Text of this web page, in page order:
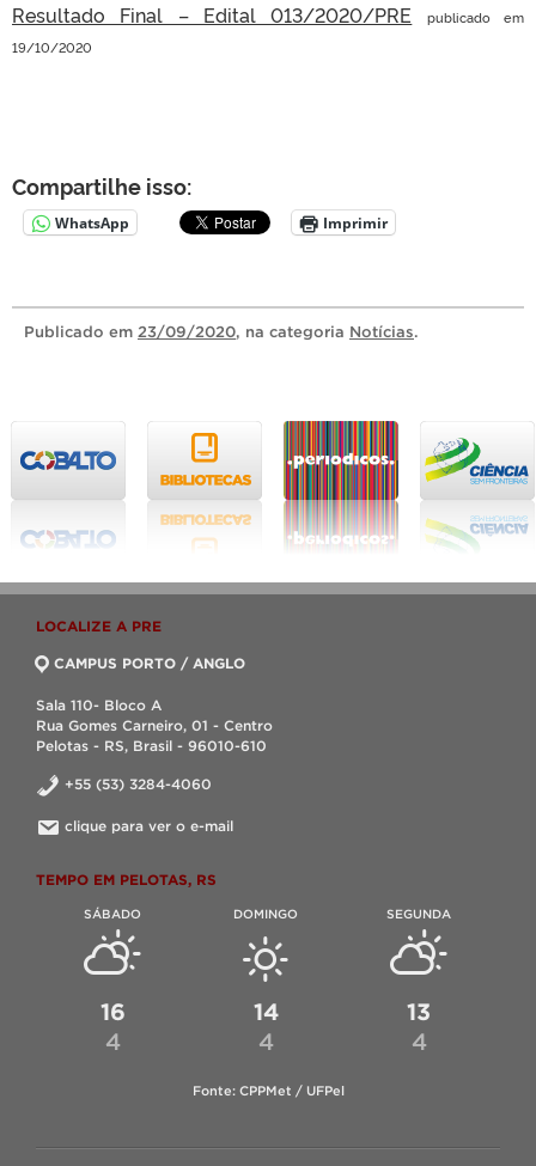
Resultado Final – Edital 013/2020/PRE
publicado em
19/10/2020
Compartilhe isso:
WhatsApp Imprimir
Publicado em 23/09/2020, na categoria Notícias.
LOCALIZE A PRE
CAMPUS PORTO / ANGLO
Sala 110- Bloco A
Rua Gomes Carneiro, 01 - Centro
Pelotas - RS, Brasil - 96010-610
+55 (53) 3284-4060
clique para ver o e-mail
TEMPO EM PELOTAS, RS
SÁBADO
16
4
DOMINGO
14
4
SEGUNDA
13
4
Fonte: CPPMet / UFPel